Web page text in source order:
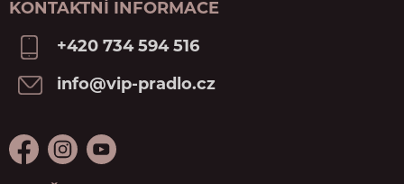
KONTAKTNÍ INFORMACE
+420 734 594 516
info@vip-pradlo.cz